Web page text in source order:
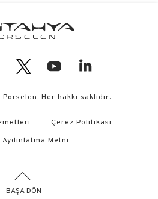
Her hakkı saklıdır.
Çerez Politikası
Aydınlatma Metni
BAŞA DÖN